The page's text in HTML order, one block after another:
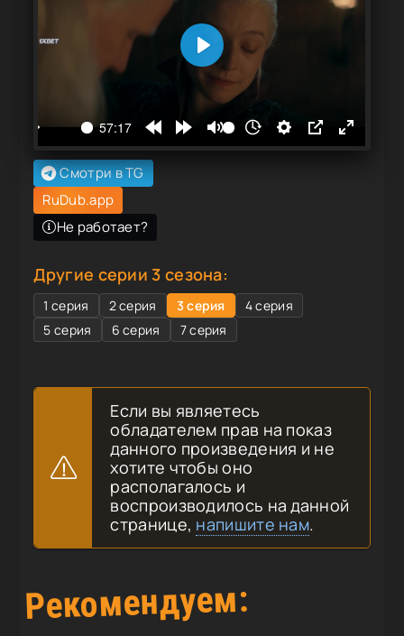
Смотри в TG
RuDub.app
Не работает?
Другие серии 3 сезона:
1 серия 2 серия 3 серия
4 серия
5 серия
6 серия 7 серия
Если вы являетесь
обладателем прав на показ
данного произведения и не
хотите чтобы оно
располагалось и
воспроизводилось на данной
странице, напишите нам.
Рекомендуем: